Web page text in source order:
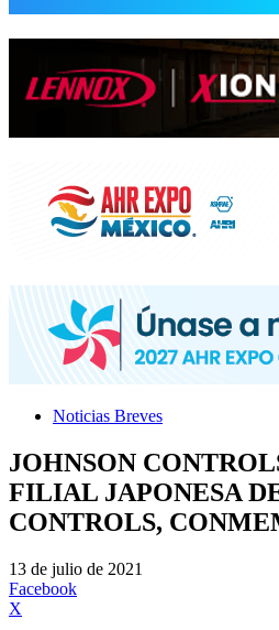
Noticias Breves
JOHNSON
FILIAL JAPONESA
CONTROLS,
13 de julio de 2021
Facebook
X